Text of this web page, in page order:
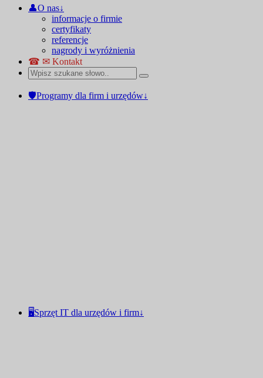
👤O nas↓
informacje o firmie
certyfikaty
referencje
nagrody i wyróżnienia
☎ ✉ Kontakt
🛡Programy dla firm i urzędów↓
🖥️Sprzęt IT dla urzędów i firm↓